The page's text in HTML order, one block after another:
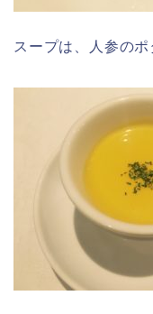
スープは、人参のポ